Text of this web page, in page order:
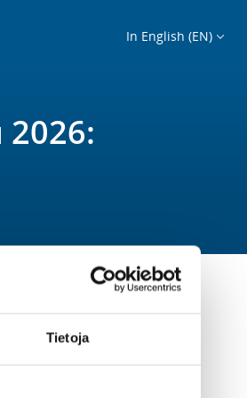
Tietoja
In English (EN)
Register